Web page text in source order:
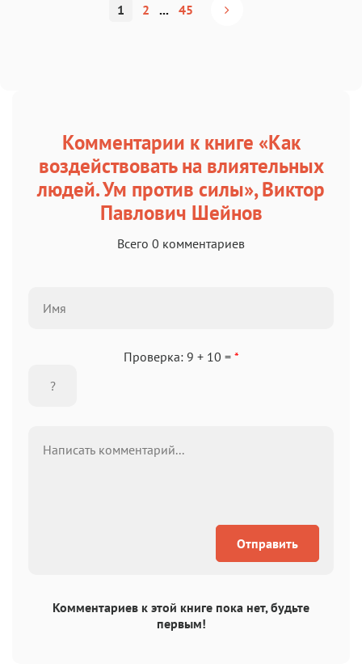
1 2 ... 45
Комментарии к книге «Как
воздействовать на влиятельных
людей. Ум против силы», Виктор
Павлович Шейнов
Всего 0 комментариев
Проверка: 9 + 10 = *
Отправить
Комментариев к этой книге пока нет, будьте
первым!